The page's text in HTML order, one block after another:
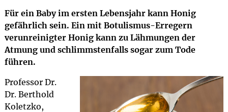
Für ein Baby im ersten Lebensjahr kann Honig
gefährlich sein. Ein mit Botulismus-Erregern
verunreinigter Honig kann zu Lähmungen der
Atmung und schlimmstenfalls sogar zum Tode
führen.
Professor Dr.
Dr. Berthold
Koletzko,